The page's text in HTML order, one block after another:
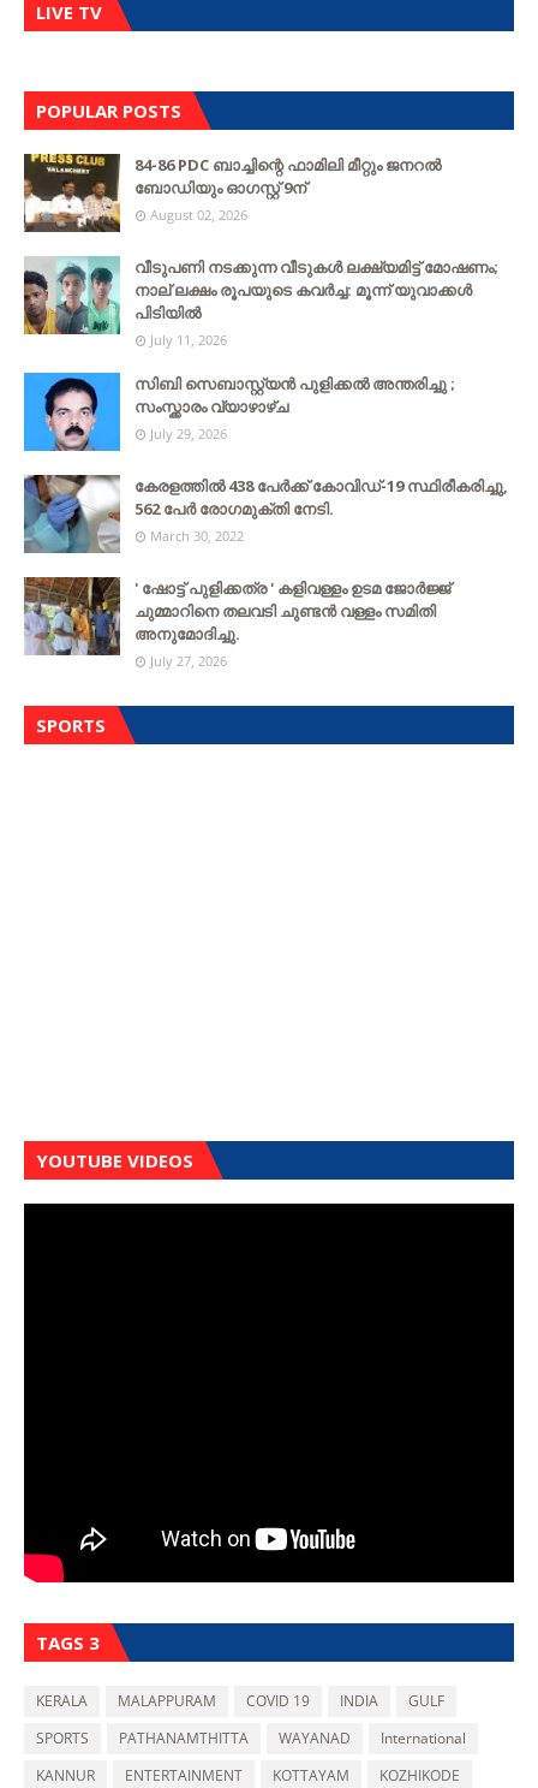
LIVE TV
POPULAR POSTS
84-86 PDC ബാച്ചിന്റെ ഫാമിലി മീറ്റും ജനറൽ
ബോഡിയും ഓഗസ്റ്റ് 9ന്
August 02, 2026
വീടുപണി നടക്കുന്ന വീടുകൾ ലക്ഷ്യമിട്ട് മോഷണം;
നാല് ലക്ഷം രൂപയുടെ കവർച്ച: മൂന്ന് യുവാക്കൾ
പിടിയിൽ
July 11, 2026
സിബി സെബാസ്റ്റ്യന്‍ പുളിക്കല്‍ അന്തരിച്ചു ;
സംസ്ക്കാരം വ്യാഴാഴ്ച
July 29, 2026
കേരളത്തില്‍ 438 പേര്‍ക്ക് കോവിഡ്-19 സ്ഥിരീകരിച്ചു,
562 പേര്‍ രോഗമുക്തി നേടി.
March 30, 2022
' ഷോട്ട് പുളിക്കത്ര ' കളിവള്ളം ഉടമ ജോർജ്ജ്
ചുമ്മാറിനെ തലവടി ചുണ്ടൻ വള്ളം സമിതി
അനുമോദിച്ചു.
July 27, 2026
SPORTS
YOUTUBE VIDEOS
TAGS 3
KERALA MALAPPURAM COVID 19 INDIA
GULF
SPORTS
PATHANAMTHITTA WAYANAD
International
KANNUR
ENTERTAINMENT KOTTAYAM
KOZHIKODE